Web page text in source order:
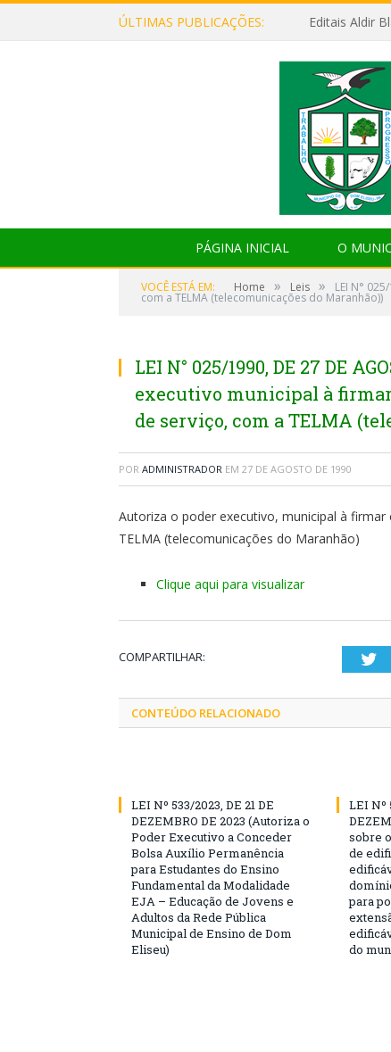
ÚLTIMAS PUBLICAÇÕES: Editais Aldir
PÁGINA INICIAL O
VOCÊ ESTÁ EM: Home » Leis » LEI N°
com a TELMA (telecomunicações do Maranhão))
LEI N° 025/1990, DE 27 DE
executivo municipal à
de serviço, com a TELMA
POR ADMINISTRADOR EM 27 DE AGOSTO DE 1990
Autoriza o poder executivo, municipal à
TELMA (telecomunicações do Maranhão)
Clique aqui para visualizar
COMPARTILHAR:
CONTEÚDO RELACIONADO
LEI Nº 533/2023, DE 21 DE
DEZEMBRO DE 2023 (Autoriza o
Poder Executivo a Conceder
Bolsa Auxílio Permanência
para Estudantes do Ensino
Fundamental da Modalidade
EJA – Educação de Jovens e
Adultos da Rede Pública
Municipal de Ensino de Dom
Eliseu)
LEI Nº
sobre
de
para
do